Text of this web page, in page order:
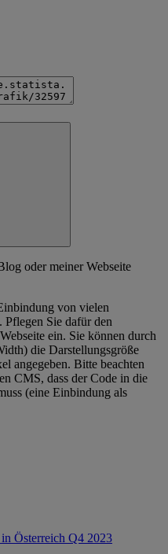
oder meiner Webseite
von vielen
Pflegen Sie dafür den
ein. Sie können durch
die Darstellungsgröße
angegeben. Bitte beachten
CMS, dass der Code in die
(eine Einbindung als
Österreich Q4 2023